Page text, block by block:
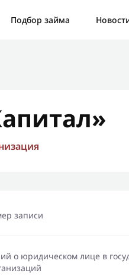
Подбор займа
записи
о юридическом лице в
Ошибка: